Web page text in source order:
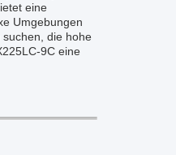
eine
Umgebungen
die hohe
9C eine